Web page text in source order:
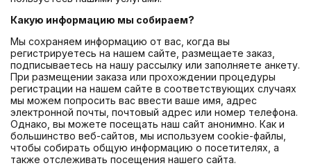
Праздник
Новинки
Журналы
Кулинария
Детские книги
Аксессуары для книг
Маршмэллоу
Арахисовая паста
Лимонад
Жевательная резинка
Имбирные пряники
Паперкрафт
Виниловые проигрыватели и пластинки
Игровые приставки
Пазлы
Картины и мозаики по номерам
Какую информацию мы собираем?
Мы сохраняем информацию от вас, когда вы
регистрируетесь на нашем сайте, размещаете заказ,
подписываетесь на нашу рассылку или заполняете анкету.
При размещении заказа или прохождении процедуры
регистрации на нашем сайте в соответствующих случаях
мы можем попросить вас ввести ваше имя, адрес
электронной почты, почтовый адрес или номер телефона.
Однако, вы можете посещать наш сайт анонимно. Как и
большинство веб-сайтов, мы используем cookie-файлы,
чтобы собирать общую информацию о посетителях, а
также отслеживать посещения нашего сайта.